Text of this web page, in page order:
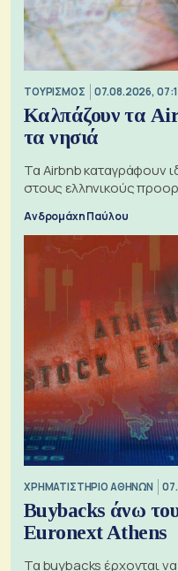
ΤΟΥΡΙΣΜΟΣ 07.08.2026,
Καλπάζουν τα
τα νησιά
Τα Airbnb καταγράφουν
στους ελληνικούς
Ανδρομάχη Παύλου
XΡΗΜΑΤΙΣΤΗΡΙΟ ΑΘΗΝΩΝ
Buybacks άνω του
Euronext Athens
Τα buybacks έρχονται